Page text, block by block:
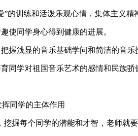
”的训练和活泼乐观心情，集体主义
使同学身心得到健康的进展。
握浅显的音乐基础学问和简洁的音乐
同学对祖国音乐艺术的感情和民族
同学的主体作用
挖掘每个同学的潜能和才智，老师就